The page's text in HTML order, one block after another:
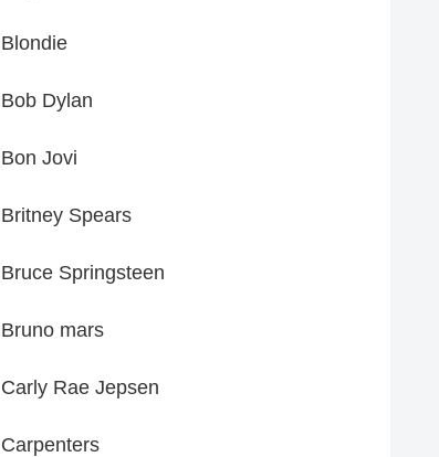
Blondie
Bob Dylan
Bon Jovi
Britney Spears
Bruce Springsteen
Bruno mars
Carly Rae Jepsen
Carpenters